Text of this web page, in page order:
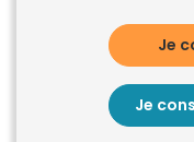
Je
Je